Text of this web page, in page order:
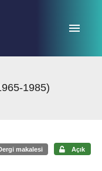
1985)
makalesi Açık